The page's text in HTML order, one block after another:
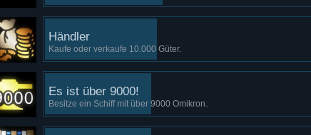
Händler
Kaufe oder verkaufe 10.000 Güter.
Es ist über 9000!
Besitze ein Schiff mit über 9000 Omikron.